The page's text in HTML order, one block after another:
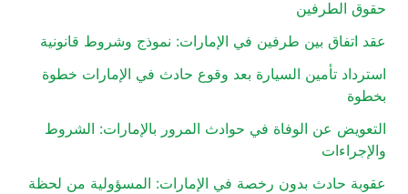
حقوق الطرفين
عقد اتفاق بين طرفين في الإمارات: نموذج وشروط قانونية
استرداد تأمين السيارة بعد وقوع حادث في الإمارات خطوة
بخطوة
التعويض عن الوفاة في حوادث المرور بالإمارات: الشروط
والإجراءات
عقوبة حادث بدون رخصة في الإمارات: المسؤولية من لحظة